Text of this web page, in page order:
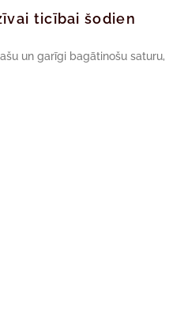
ticībai šodien
un garīgi bagātinošu saturu,